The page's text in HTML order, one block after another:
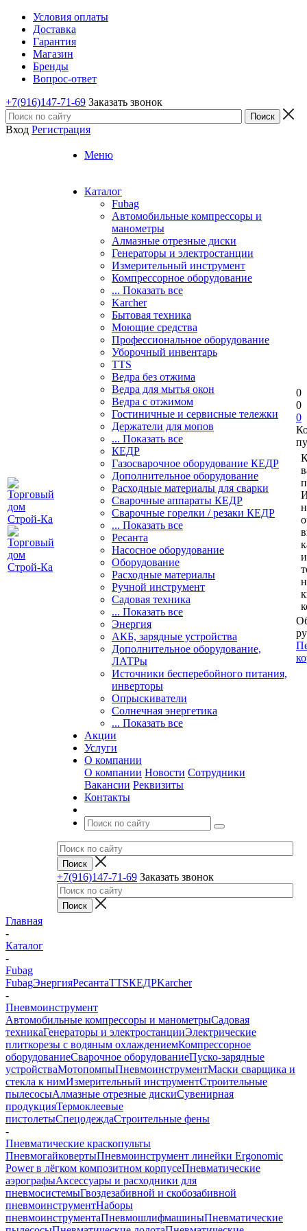
Условия оплаты
Доставка
Гарантия
Магазин
Бренды
Вопрос-ответ
+7(916)147-71-69 Заказать звонок
Вход Регистрация
Меню
Каталог
Fubag
Автомобильные компрессоры и
манометры
Алмазные отрезные диски
Генераторы и электростанции
Измерительный инструмент
Компрессорное оборудование
... Показать все
Karcher
Бытовая техника
Моющие средства
Профессиональное оборудование
Уборочный инвентарь
TTS
Ведра без отжима
Ведра для мытья окон
Ведра с отжимом
Гостиничные и сервисные тележки
Держатели для мопов
... Показать все
КЕДР
Газосварочное оборудование КЕДР
Дополнительное оборудование
Расходные материалы для сварки
Сварочные аппараты КЕДР
Сварочные горелки / резаки КЕДР
... Показать все
Ресанта
Насосное оборудование
Оборудование
Расходные материалы
Ручной инструмент
Садовая техника
... Показать все
Энергия
АКБ, зарядные устройства
Дополнительное оборудование,
ЛАТРы
Источники бесперебойного питания,
инверторы
Опрыскиватели
Солнечная энергетика
... Показать все
Акции
Услуги
О компании
О компании Новости Сотрудники
Вакансии Реквизиты
Контакты
+7(916)147-71-69 Заказать звонок
0
0
0
Главная
-
Каталог
-
Fubag
FubagЭнергияРесантаTTSКЕДРKarcher
-
Пневмоинструмент
Автомобильные компрессоры и манометрыСадовая
техникаГенераторы и электростанцииЭлектрические
плиткорезы с водяным охлаждениемКомпрессорное
оборудованиеСварочное оборудованиеПуско-зарядные
устройстваМотопомпыПневмоинструментМаски сварщика и
стекла к нимИзмерительный инструментСтроительные
пылесосыАлмазные отрезные дискиСувенирная
продукцияТермоклеевые
пистолетыСпецодеждаСтроительные фены
-
Пневматические краскопульты
ПневмогайковертыПневмоинструмент линейки Ergonomic
Power в лёгком композитном корпусеПневматические
аэрографыАксессуары и расходники для
пневмосистемыГвоздезабивной и скобозабивной
пневмоинструментНаборы
пневмоинструментаПневмошлифмашиныПневматические